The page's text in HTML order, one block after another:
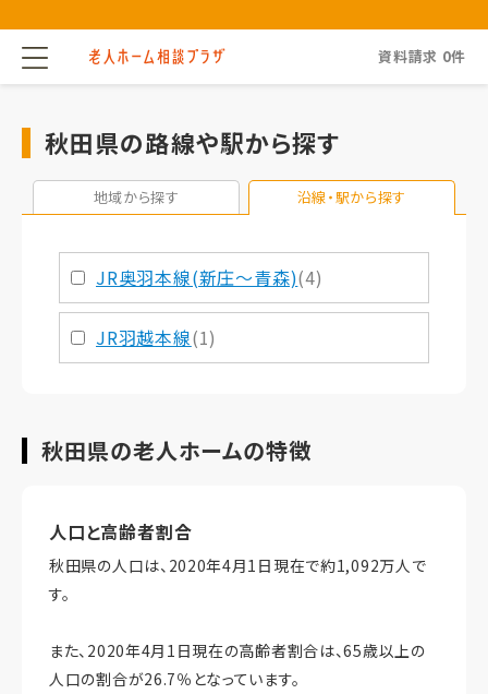
資料請求 0件
秋田県の路線や駅から探す
地域から探す 沿線・駅から探す
JR奥羽本線(新庄～青森)(4)
JR羽越本線(1)
秋田県の老人ホームの特徴
人口と高齢者割合
秋田県の人口は、2020年4月1日現在で約1,092万人で
す。
また、2020年4月1日現在の高齢者割合は、65歳以上の
人口の割合が26.7％となっています。